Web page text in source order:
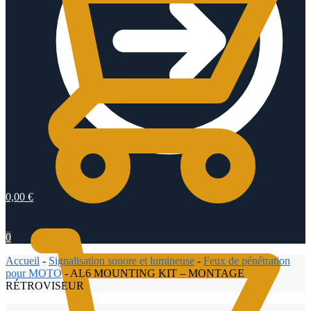
0,00 €
0
Accueil - Signalisation sonore et lumineuse - Feux de pénétration
pour MOTO- AL6 MOUNTING KIT – MONTAGE
RÉTROVISEUR